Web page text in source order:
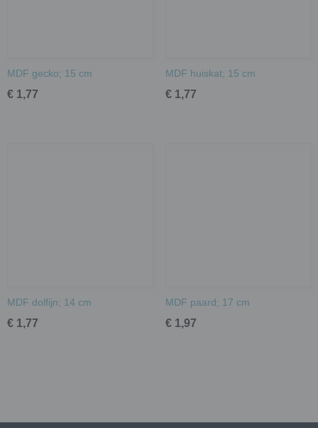
MDF gecko; 15 cm
€ 1,77
MDF huiskat; 15 cm
€ 1,77
MDF dolfijn; 14 cm
€ 1,77
MDF paard; 17 cm
€ 1,97